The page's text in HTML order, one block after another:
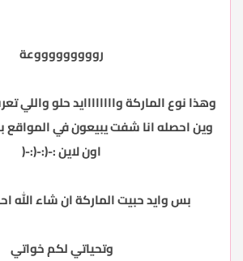
روووووووووعة
وهذا نوع الماركة واااااااايد حلو واللي
وين احصله انا شفت يبيعون في
اون لاين :-(:-(:-(
بس وايد حبيت الماركة ان شاء الله
وتحياتي لكم خواتي